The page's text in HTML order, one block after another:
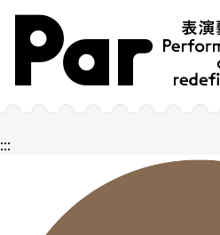
跳到主要内容区块
网站导览
:::